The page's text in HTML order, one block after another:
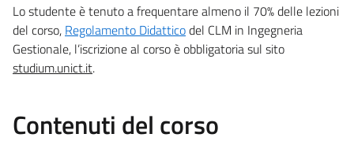
Lo studente è tenuto a frequentare almeno il 70% delle lezioni
del corso, Regolamento Didatticodel CLM in Ingegneria
Gestionale, l’iscrizione al corso è obbligatoria sul sito
studium.unict.it.
Contenuti del corso